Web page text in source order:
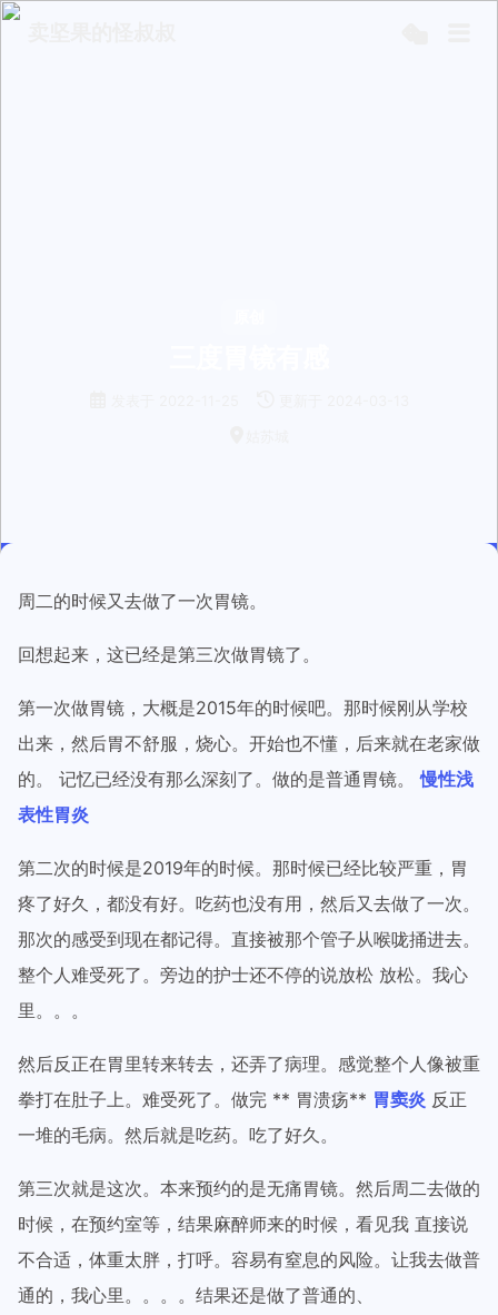
周二的时候又去做了一次胃镜。
回想起来，这已经是第三次做胃镜了。
第一次做胃镜，大概是2015年的时候吧。那时候刚从学校
出来，然后胃不舒服，烧心。开始也不懂，后来就在老家做
的。 记忆已经没有那么深刻了。做的是普通胃镜。慢性浅
表性胃炎
第二次的时候是2019年的时候。那时候已经比较严重，胃
疼了好久，都没有好。吃药也没有用，然后又去做了一次。
那次的感受到现在都记得。直接被那个管子从喉咙捅进去。
整个人难受死了。旁边的护士还不停的说放松 放松。我心
里。。。
然后反正在胃里转来转去，还弄了病理。感觉整个人像被重
拳打在肚子上。难受死了。做完 ** 胃溃疡** 胃窦炎 反正
一堆的毛病。然后就是吃药。吃了好久。
第三次就是这次。本来预约的是无痛胃镜。然后周二去做的
时候，在预约室等，结果麻醉师来的时候，看见我 直接说
不合适，体重太胖，打呼。容易有窒息的风险。让我去做普
通的，我心里。。。。结果还是做了普通的、